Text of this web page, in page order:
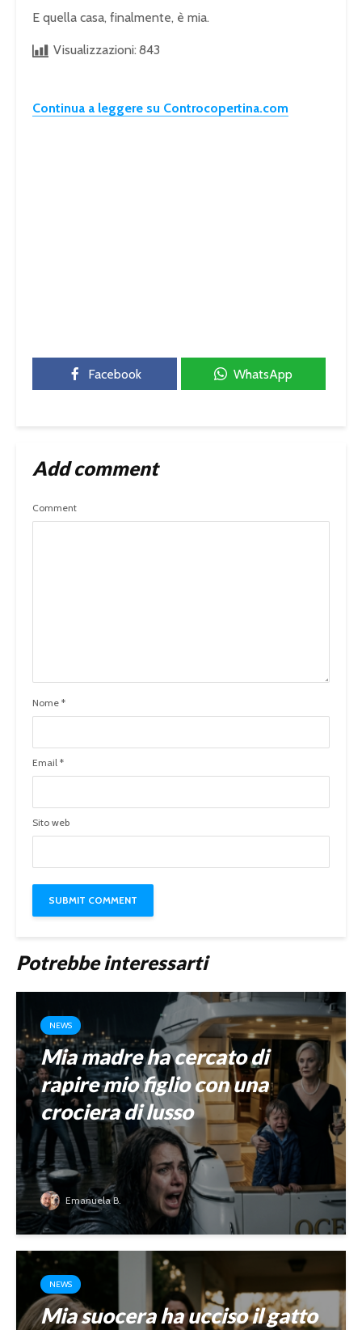
E quella casa, finalmente, è mia.
Visualizzazioni: 843
Continua a leggere su Controcopertina.com
Facebook WhatsApp
Add comment
Comment
Nome *
Email *
Sito web
Potrebbe interessarti
NEWS
Mia madre ha cercato di
rapire mio figlio con una
crociera di lusso
Emanuela B.
NEWS
Mia suocera ha ucciso il gatto